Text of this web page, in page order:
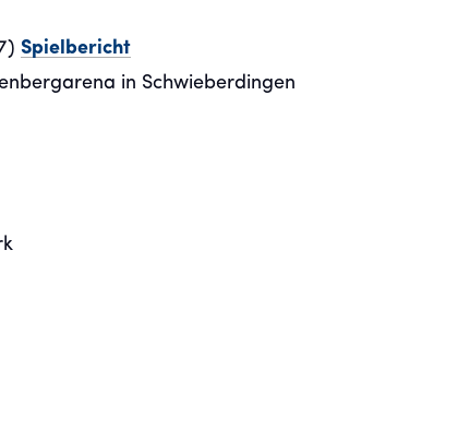
Spielbericht
in Schwieberdingen